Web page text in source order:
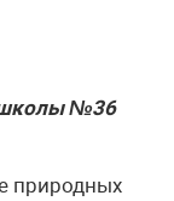
школы №36
природных